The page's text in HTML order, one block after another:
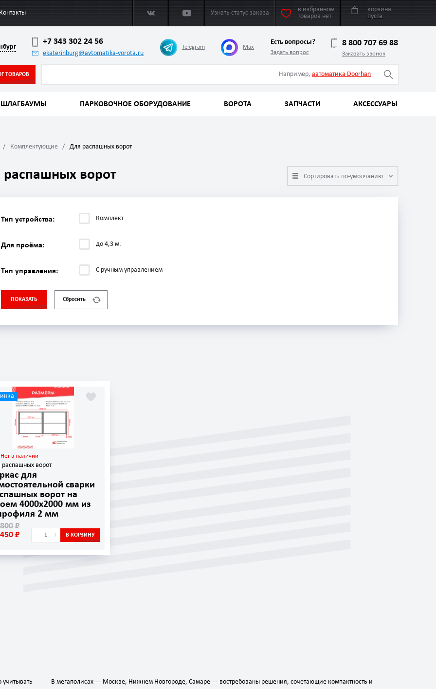
Контакты Узнать статус заказа
в избранном
товаров нет
корзина
пуста
+7 343 302 24 56
ekaterinburg@avtomatika-vorota.ru
Telegram Max
Есть вопросы?
Задать вопрос
8 800 707 69 88
Заказать звонок
ТОВАРОВ Например, автоматика Doorhan
ШЛАГБАУМЫ ПАРКОВОЧНОЕ ОБОРУДОВАНИЕ ВОРОТА ЗАПЧАСТИ АКСЕССУАРЫ
Комплектующие Для распашных ворот
ворот Сортировать по-умолчанию
Тип устройства: Комплект
Для проёма: до 4,3 м.
Тип управления: С ручным управлением
ПОКАЗАТЬ Сбросить
Нет в наличии
распашных ворот
для
сварки
ворот на
4000х2000 мм из
2 мм
профиля и профильной трубы
₽
₽
- + В КОРЗИНУ
В мегаполисах — Москве, Нижнем Новгороде, Самаре — востребованы решения, сочетающие компактность и